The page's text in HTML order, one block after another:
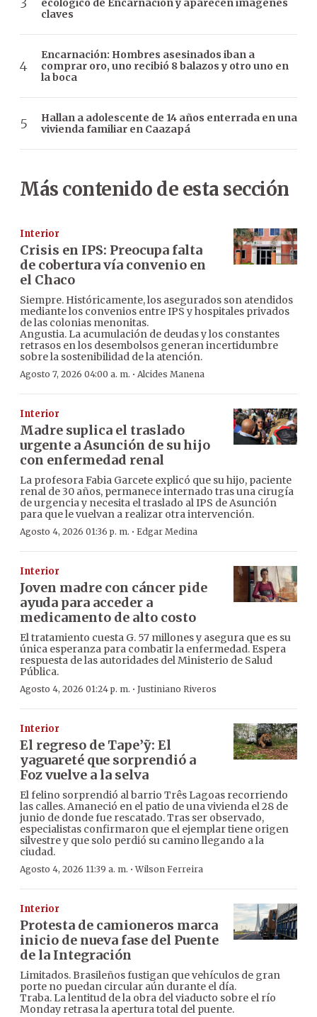
ecológico de Encarnación y aparecen imágenes
claves
Encarnación: Hombres asesinados iban a
comprar oro, uno recibió 8 balazos y otro uno en
la boca
Hallan a adolescente de 14 años enterrada en una
vivienda familiar en Caazapá
Más contenido de esta sección
Interior
Crisis en IPS: Preocupa falta
de cobertura vía convenio en
el Chaco
Siempre. Históricamente, los asegurados son atendidos
mediante los convenios entre IPS y hospitales privados
de las colonias menonitas.
Angustia. La acumulación de deudas y los constantes
retrasos en los desembolsos generan incertidumbre
sobre la sostenibilidad de la atención.
Agosto 7, 2026 04:00 a. m. · Alcides Manena
Interior
Madre suplica el traslado
urgente a Asunción de su hijo
con enfermedad renal
La profesora Fabia Garcete explicó que su hijo, paciente
renal de 30 años, permanece internado tras una cirugía
de urgencia y necesita el traslado al IPS de Asunción
para que le vuelvan a realizar otra intervención.
Agosto 4, 2026 01:36 p. m. · Edgar Medina
Interior
Joven madre con cáncer pide
ayuda para acceder a
medicamento de alto costo
El tratamiento cuesta G. 57 millones y asegura que es su
única esperanza para combatir la enfermedad. Espera
respuesta de las autoridades del Ministerio de Salud
Pública.
Agosto 4, 2026 01:24 p. m. · Justiniano Riveros
Interior
El regreso de Tape’ỹ: El
yaguareté que sorprendió a
Foz vuelve a la selva
El felino sorprendió al barrio Três Lagoas recorriendo
las calles. Amaneció en el patio de una vivienda el 28 de
junio de donde fue rescatado. Tras ser observado,
especialistas confirmaron que el ejemplar tiene origen
silvestre y que solo perdió su camino llegando a la
ciudad.
Agosto 4, 2026 11:39 a. m. ·Wilson Ferreira
Interior
Protesta de camioneros marca
inicio de nueva fase del Puente
de la Integración
Limitados. Brasileños fustigan que vehículos de gran
porte no puedan circular aún durante el día.
Traba. La lentitud de la obra del viaducto sobre el río
Monday retrasa la apertura total del puente.